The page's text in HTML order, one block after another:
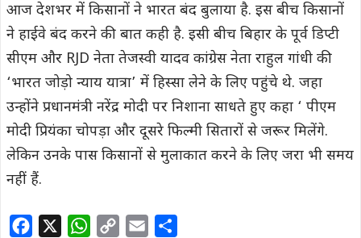
आज देशभर में किसानों ने भारत बंद बुलाया है. इस बीच किसानों
ने हाईवे बंद करने की बात कही है. इसी बीच बिहार के पूर्व डिप्टी
सीएम और RJD नेता तेजस्वी यादव कांग्रेस नेता राहुल गांधी की
‘भारत जोड़ो न्याय यात्रा’ में हिस्सा लेने के लिए पहुंचे थे. जहा
उन्होंने प्रधानमंत्री नरेंद्र मोदी पर निशाना साधते हुए कहा ‘ पीएम
मोदी प्रियंका चोपड़ा और दूसरे फिल्मी सितारों से जरूर मिलेंगे.
लेकिन उनके पास किसानों से मुलाकात करने के लिए जरा भी समय
नहीं हैं.
W